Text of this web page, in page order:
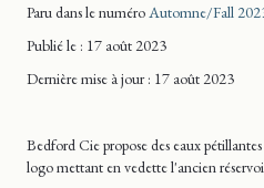
Paru dans le numéroAutomne/Fall
Publié le : 17 août 2023
Dernière mise à jour: 17 août 2023
Bedford Cie propose des eaux
logo mettant en vedette l'ancien